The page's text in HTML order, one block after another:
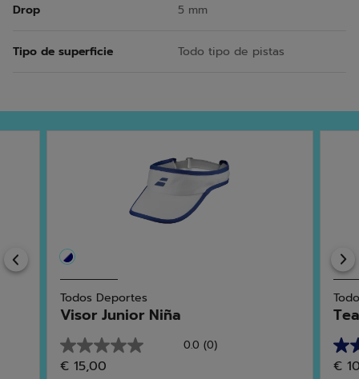
Drop 5 mm
Tipo de superficie Todo tipo de pistas
Previous
Todos Deportes
Visor Junior Niña
0.0 (0)
0.0
de
€ 15,00
4.0
de
€